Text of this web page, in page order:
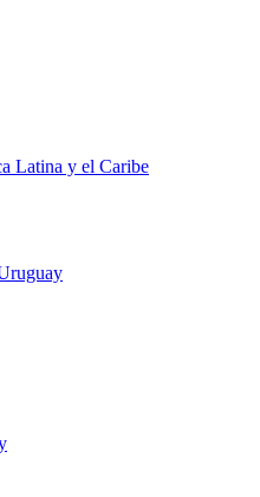
Latina y el Caribe